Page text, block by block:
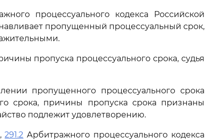
процессуального кодекса Российской
пропущенный процессуальный срок,
пропуска процессуального срока, судья
пропущенного процессуального срока
срока, причины пропуска срока признаны
подлежит удовлетворению.
,291.2 Арбитражного процессуального кодекса